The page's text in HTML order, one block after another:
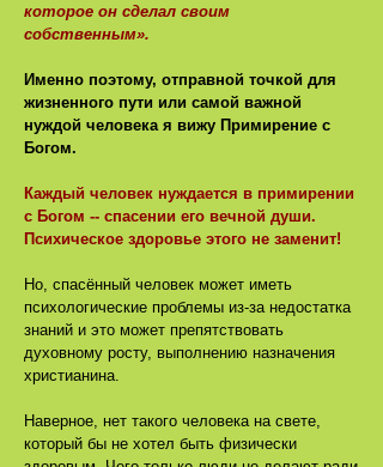
которое он сделал своим
собственным».
Именно поэтому, отправной точкой для
жизненного пути или самой важной
нуждой человека я вижу Примирение с
Богом.
Каждый человек нуждается в примирении
с Богом -- спасении его вечной души.
Психическое здоровье этого не заменит!
Но, спасённый человек может иметь
психологические проблемы из-за недостатка
знаний и это может препятствовать
духовному росту, выполнению назначения
христианина.
Наверное, нет такого человека на свете,
который бы не хотел быть физически